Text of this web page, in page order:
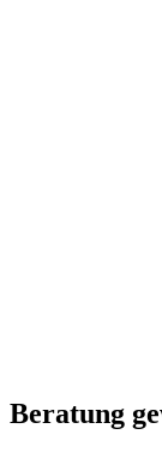
Beratung